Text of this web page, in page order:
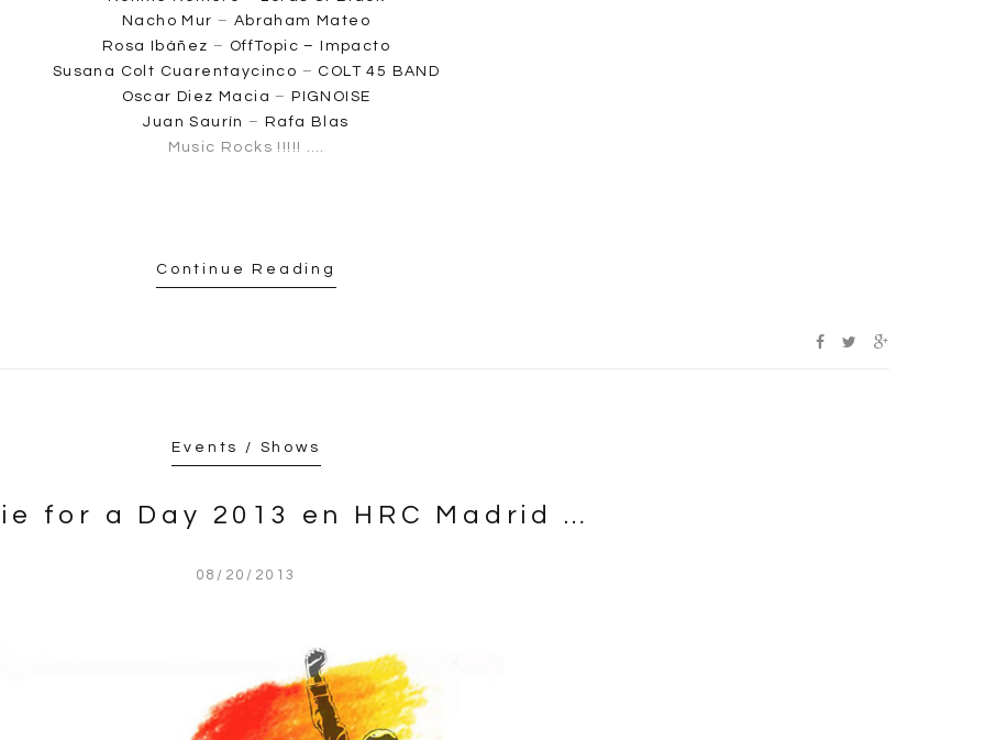
Nacho Mur – Abraham Mateo
Rosa Ibáñez – OffTopic – Impacto
Susana Colt Cuarentaycinco – COLT 45 BAND
Oscar Diez Macia –PIGNOISE
Juan Saurín – Rafa Blas
Music Rocks !!!!! ….
Continue Reading
Events / Shows
for a Day 2013 en HRC Madrid …
08/20/2013